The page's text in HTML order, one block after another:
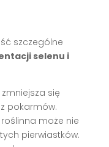
szczególne
selenu i
się
pokarmów.
może nie
pierwiastków.